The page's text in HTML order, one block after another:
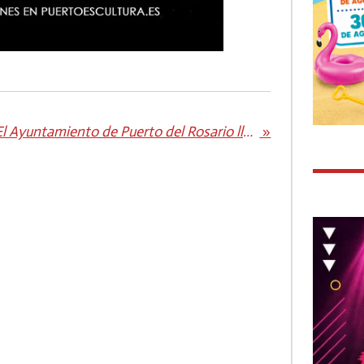
El Ayuntamiento de Puerto del Rosario llega a un consenso para la organización de turnos, garantizando la cobertura del servicio del taxi del municipio »